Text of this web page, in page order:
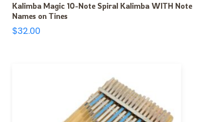
Kalimba Magic 10-Note Spiral Kalimba WITH Note
Names on Tines
$32.00